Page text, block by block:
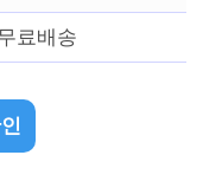
료배송